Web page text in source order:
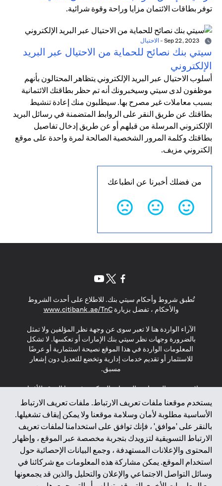
توفر بطاقات الائتمان مزايا وراحة وقوة شرائية.
- الاحتيال
سيتي بنك نصائح للحماية من الاحتيال عبر البريد
الإلكتروني
أسلوب الاحتيال عبر البريد الإلكتروني يتظاهر المحتالون بأنهم
موظفون لدى سيتي وسيخبرونك أنه تم حظر بطاقتك الائتمانية
بسبب معاملات غير مصرح بها. سيطلبون منك إعادة تنشيط
بطاقتك عن طريق النقر على الروابط المتضمنة في رسائل البريد
الإلكتروني المرسلة من قبلهم أو عن طريق إدخال تفاصيل
بطاقتك وكلمة المرور الشخصية الصالحة لمرة واحدة على موقع
إلكتروني مزيف.
من فضلك أخبرنا عن انطباعك
يستخدم موقعنا ملفات تعريف الارتباط. ملفات تعريف الارتباط
الأساسية مطلوبة لأمان وسلامة موقعنا ولا يمكن إيقاف تشغيلها.
بالنقر على 'موافق' ، فإنك توافق على استخدامنا لملفات تعريف
الارتباط التسويقية لتزويدك بتجربة مخصصة عبر الموقع ، وإظهار
المحتوى والإعلانات المستهدفة ، وجمع البيانات الإحصائية حول
استخدام الموقع. يمكن مشاركة هذه المعلومات مع شركائنا في
وسائل التواصل الاجتماعي والإعلان والتحليل والذين قد يجمعونها
تُطبق شروط وأحكام سيتي بنك. للاطلاع على أحدث الشروط
والأحكام ، تفضل بزيارةwww.citibank.ae/TnC
in a new tab
الآراء الواردة هنا لا تعبر سوى عن وجهة نظر المؤلفين ولا تمثل
بالضرورة وجهات نظر سيتي بنك الإمارات أو تعكسها. لا تشكل
المعلومات الواردة في هذا الموقع نصيحة استثمارية أو عرضًا
للاستثمار أو تقديم خدمات إدارية وتخضع للتعديل دون إشعار
مسبق.
لا يتم تقديم المنتجات والخدمات المذكورة في هذا الموقع للأفراد
المقيمين في الاتحاد الأوروبي أو المنطقة الاقتصادية الأوروبية أو
سويسرا أو غيرنسي أو جيرسي أو موناكو أو سان مارينو أو
الفاتيكان أو جزيرة مان أو المملكة المتحدة أو خصوصية البيانات
(لائحة حماية البيانات العامة \ قانون حماية البيانات الشخصية
العامة \ قانون خصوصية نيوزيلندا). المحتوى الموجود في هذه
الصفحة ليس ولا ينبغي تفسيره على أنه عرض أو دعوة أو دعوة
لشراء أو بيع أي من المنتجات والخدمات المذكورة هنا لمثل هؤلاء
الأفراد.